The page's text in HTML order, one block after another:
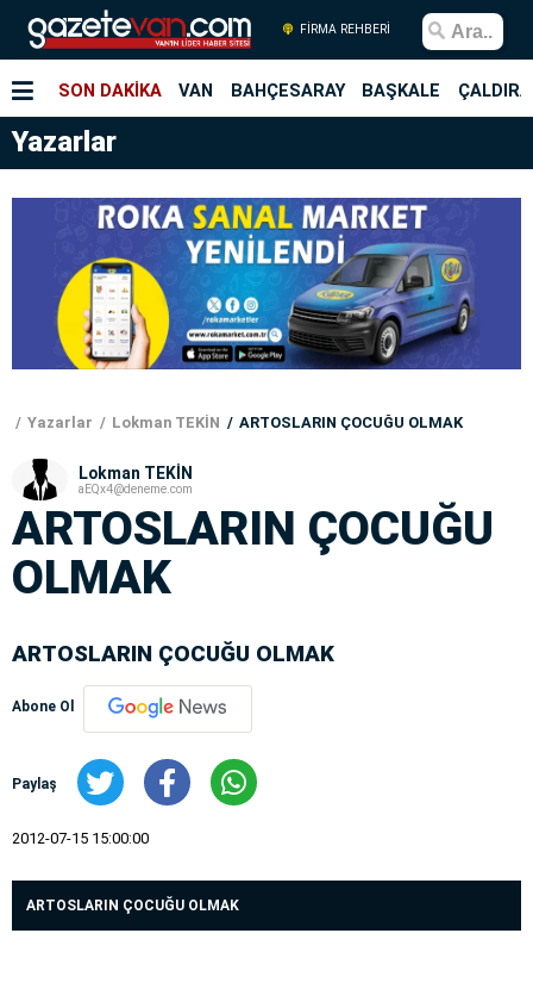
FİRMA REHBERİ
SON DAKİKA VAN BAHÇESARAY BAŞKALE
Yazarlar
Yazarlar Lokman TEKİN ARTOSLARIN ÇOCUĞU OLMAK
Lokman TEKİN
aEQx4@deneme.com
ARTOSLARIN ÇOCUĞU
OLMAK
ARTOSLARIN ÇOCUĞU OLMAK
Abone Ol
Paylaş
2012-07-15 15:00:00
ARTOSLARIN ÇOCUĞU OLMAK